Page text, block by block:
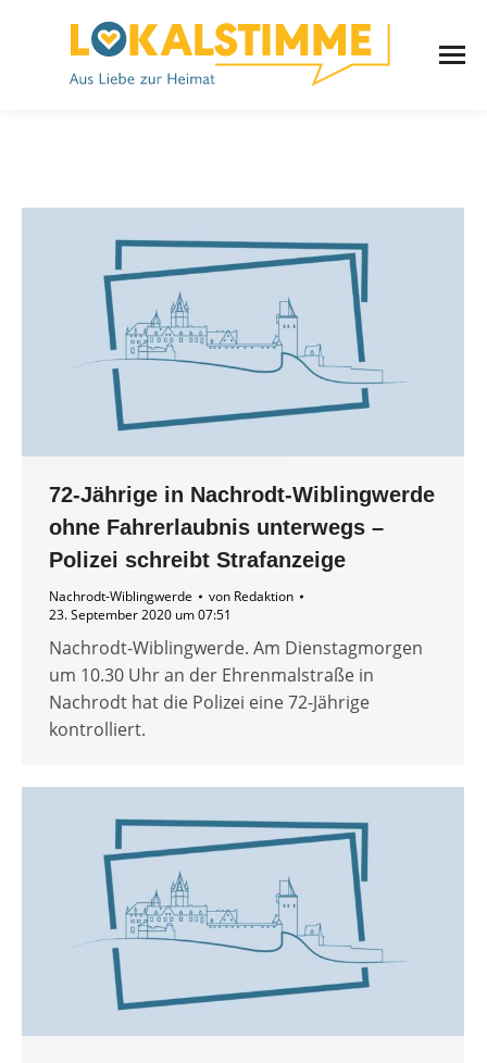
72-Jährige in Nachrodt-Wiblingwerde
ohne Fahrerlaubnis unterwegs –
Polizei schreibt Strafanzeige
Nachrodt-Wiblingwerde von Redaktion
23. September 2020 um 07:51
Nachrodt-Wiblingwerde. Am Dienstagmorgen
um 10.30 Uhr an der Ehrenmalstraße in
Nachrodt hat die Polizei eine 72-Jährige
kontrolliert.